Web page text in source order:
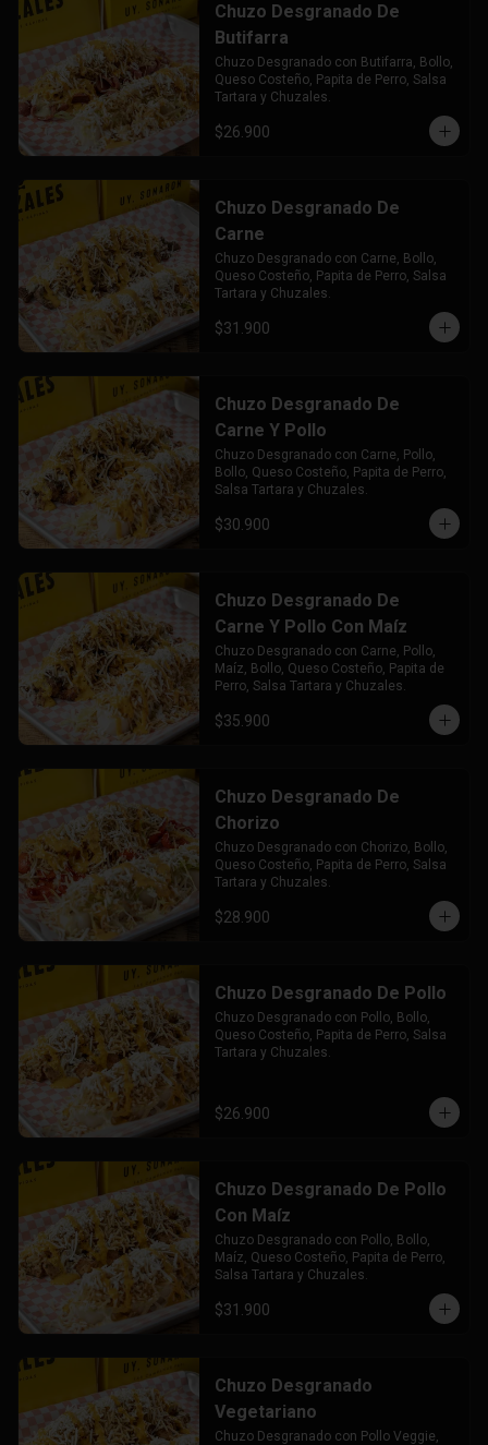
Chuzo Desgranado De
Butifarra
Chuzo Desgranado con Butifarra, Bollo,
Queso Costeño, Papita de Perro, Salsa
Tartara y Chuzales.
$26.900
Chuzo Desgranado De
Carne
Chuzo Desgranado con Carne, Bollo,
Queso Costeño, Papita de Perro, Salsa
Tartara y Chuzales.
$31.900
Chuzo Desgranado De
Carne Y Pollo
Chuzo Desgranado con Carne, Pollo,
Bollo, Queso Costeño, Papita de Perro,
Salsa Tartara y Chuzales.
$30.900
Chuzo Desgranado De
Carne Y Pollo Con Maíz
Chuzo Desgranado con Carne, Pollo,
Maíz, Bollo, Queso Costeño, Papita de
Perro, Salsa Tartara y Chuzales.
$35.900
Chuzo Desgranado De
Chorizo
Chuzo Desgranado con Chorizo, Bollo,
Queso Costeño, Papita de Perro, Salsa
Tartara y Chuzales.
$28.900
Chuzo Desgranado De Pollo
Chuzo Desgranado con Pollo, Bollo,
Queso Costeño, Papita de Perro, Salsa
Tartara y Chuzales.
$26.900
Chuzo Desgranado De Pollo
Con Maíz
Chuzo Desgranado con Pollo, Bollo,
Maíz, Queso Costeño, Papita de Perro,
Salsa Tartara y Chuzales.
$31.900
Chuzo Desgranado
Vegetariano
Chuzo Desgranado con Pollo Veggie,